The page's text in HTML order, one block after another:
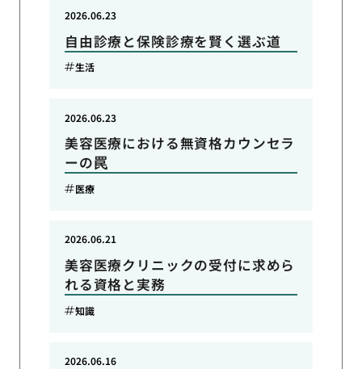
自由診療と保険診療を賢く選ぶ道
2026.06.23
生活
美容医療における無資格カウンセラ
ーの罠
2026.06.23
医療
美容医療クリニックの受付に求めら
れる資格と実務
2026.06.21
知識
2026.06.16